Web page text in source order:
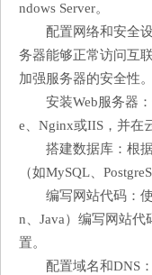
ndows Server。
配置网络和安全
务器能够正常访问互
加强服务器的安全性。
安装Web服务器
e、Nginx或IIS，并在
搭建数据库：根
（如MySQL、
编写网站代码：
n、Java）编写网站
置。
配置域名和DNS